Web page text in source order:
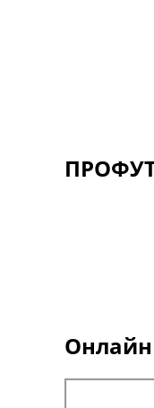
Онлайн